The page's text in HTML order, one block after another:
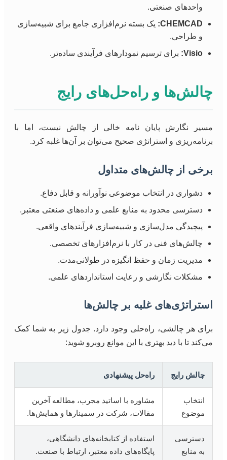
واحدهای صنعتی.
CHEMCAD: یک بسته نرم‌افزاری جامع برای شبیه‌سازی
و طراحی.
Visio: برای ترسیم نمودارهای فرآیندی ساده‌تر.
چالش‌ها و راه‌حل‌های رایج
مسیر نگارش پایان نامه خالی از چالش نیست، اما با
برنامه‌ریزی و استراتژی صحیح می‌توان بر آن‌ها غلبه کرد.
برخی از چالش‌های متداول
دشواری در انتخاب موضوعی نوآورانه و قابل دفاع.
دسترسی محدود به منابع علمی و داده‌های صنعتی معتبر.
پیچیدگی مدل‌سازی و شبیه‌سازی فرآیندهای واقعی.
چالش‌های فنی در کار با نرم‌افزارهای تخصصی.
مدیریت زمان و حفظ انگیزه در طولانی‌مدت.
مشکلات نگارشی و رعایت استانداردهای علمی.
استراتژی‌های غلبه بر چالش‌ها
برای هر چالشی، راه‌حلی وجود دارد. جدول زیر به شما کمک
می‌کند تا با دید بهتری با این موانع روبرو شوید:
چالش رایج راه‌حل پیشنهادی
انتخاب
موضوع
مشاوره با اساتید مجرب، مطالعه آخرین
مقالات، شرکت در سمینارها و همایش‌ها.
دسترسی
به منابع
استفاده از کتابخانه‌های دانشگاهی،
پایگاه‌های داده معتبر، ارتباط با صنعت.